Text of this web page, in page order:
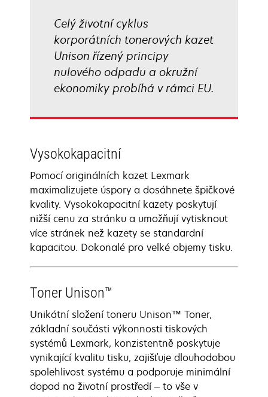
Celý životní cyklus
korporátních tonerových kazet
Unison řízený principy
nulového odpadu a okružní
ekonomiky probíhá v rámci EU.
Vysokokapacitní
Pomocí originálních kazet Lexmark
maximalizujete úspory a dosáhnete špičkové
kvality. Vysokokapacitní kazety poskytují
nižší cenu za stránku a umožňují vytisknout
více stránek než kazety se standardní
kapacitou. Dokonalé pro velké objemy tisku.
Toner Unison™
Unikátní složení toneru Unison™ Toner,
základní součásti výkonnosti tiskových
systémů Lexmark, konzistentně poskytuje
vynikající kvalitu tisku, zajišťuje dlouhodobou
spolehlivost systému a podporuje minimální
dopad na životní prostředí – to vše v